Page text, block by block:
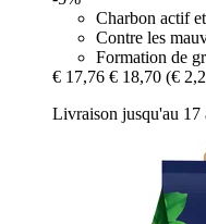
Charbon actif
Contre les
Formation de
€ 17,76 € 18,70 (€
Livraison jusqu'au 17